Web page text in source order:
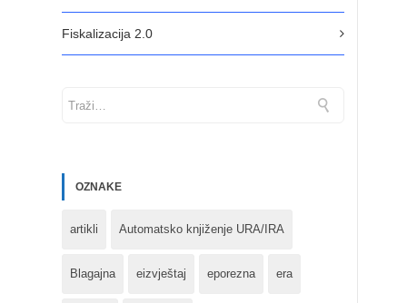
Fiskalizacija 2.0
OZNAKE
artikli Automatsko knjiženje URA/IRA
Blagajna eizvještaj eporezna era